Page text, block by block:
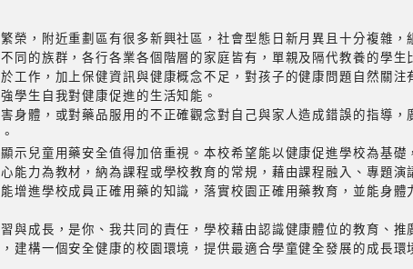
榮，附近重劃區有很多新興社區，社會型態日新月異且十分複雜，
同的族群，各行各業各個階層的家庭皆有，單親及隔代教養的學生
工作，加上保健資訊與健康概念不足，對孩子的健康問題自然關注
學生自我對健康促進的生活知能。
身體，或對藥品服用的不正確觀念對自己與家人造成錯誤的指導，
示兒童用藥安全值得加倍重視。本校希望能以健康促進學校為基礎
能力為教材，納為課程或學校教育的常規，藉由課程融入、專題演
增進學校成員正確用藥的知識，落實校園正確用藥教育，並能身體
與成長，是你、我共同的責任，學校藉由認識健康體位的教育、推
建構一個安全健康的校園環境，提供最適合學童健全發展的成長環